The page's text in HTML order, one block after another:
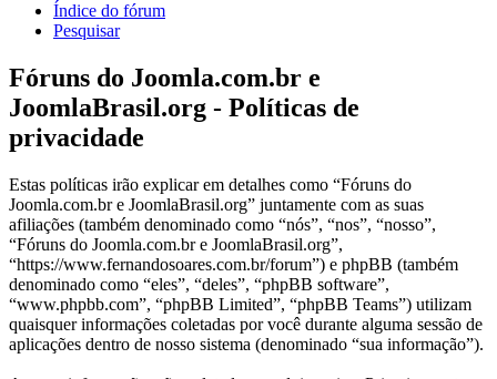
Índice do fórum
Pesquisar
Fóruns do Joomla.com.br e
JoomlaBrasil.org - Políticas de
privacidade
Estas políticas irão explicar em detalhes como “Fóruns do
Joomla.com.br e JoomlaBrasil.org” juntamente com as suas
afiliações (também denominado como “nós”, “nos”, “nosso”,
“Fóruns do Joomla.com.br e JoomlaBrasil.org”,
“https://www.fernandosoares.com.br/forum”) e phpBB (também
denominado como “eles”, “deles”, “phpBB software”,
“www.phpbb.com”, “phpBB Limited”, “phpBB Teams”) utilizam
quaisquer informações coletadas por você durante alguma sessão de
aplicações dentro de nosso sistema (denominado “sua informação”).